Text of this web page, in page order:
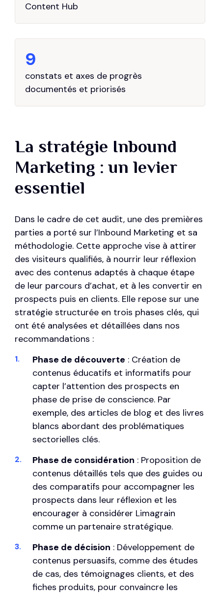
Content Hub
9
constats et axes de progrès
documentés et priorisés
La stratégie Inbound
Marketing : un levier
essentiel
Dans le cadre de cet audit, une des premières
parties a porté sur l’Inbound Marketing et sa
méthodologie. Cette approche vise à attirer
des visiteurs qualifiés, à nourrir leur réflexion
avec des contenus adaptés à chaque étape
de leur parcours d’achat, et à les convertir en
prospects puis en clients. Elle repose sur une
stratégie structurée en trois phases clés, qui
ont été analysées et détaillées dans nos
recommandations :
Phase de découverte : Création de
contenus éducatifs et informatifs pour
capter l’attention des prospects en
phase de prise de conscience. Par
exemple, des articles de blog et des livres
blancs abordant des problématiques
sectorielles clés.
Phase de considération : Proposition de
contenus détaillés tels que des guides ou
des comparatifs pour accompagner les
prospects dans leur réflexion et les
encourager à considérer Limagrain
comme un partenaire stratégique.
Phase de décision : Développement de
contenus persuasifs, comme des études
de cas, des témoignages clients, et des
fiches produits, pour convaincre les